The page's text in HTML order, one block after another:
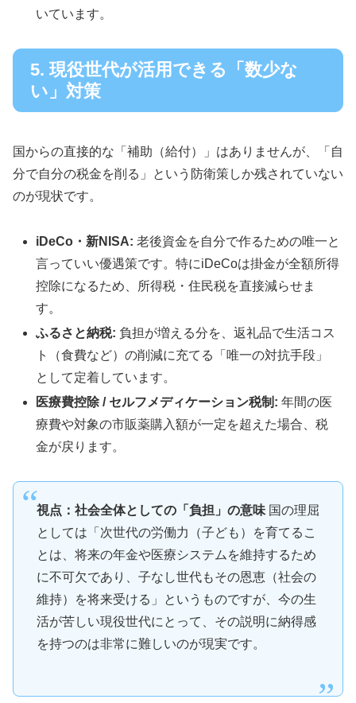
いています。
5. 現役世代が活用できる「数少な
い」対策
国からの直接的な「補助（給付）」はありませんが、「自
分で自分の税金を削る」という防衛策しか残されていない
のが現状です。
iDeCo・新NISA: 老後資金を自分で作るための唯一と
言っていい優遇策です。特にiDeCoは掛金が全額所得
控除になるため、所得税・住民税を直接減らせま
す。
ふるさと納税: 負担が増える分を、返礼品で生活コス
ト（食費など）の削減に充てる「唯一の対抗手段」
として定着しています。
医療費控除 / セルフメディケーション税制: 年間の医
療費や対象の市販薬購入額が一定を超えた場合、税
金が戻ります。
視点：社会全体としての「負担」の意味国の理屈
としては「次世代の労働力（子ども）を育てるこ
とは、将来の年金や医療システムを維持するため
に不可欠であり、子なし世代もその恩恵（社会の
維持）を将来受ける」というものですが、今の生
活が苦しい現役世代にとって、その説明に納得感
を持つのは非常に難しいのが現実です。